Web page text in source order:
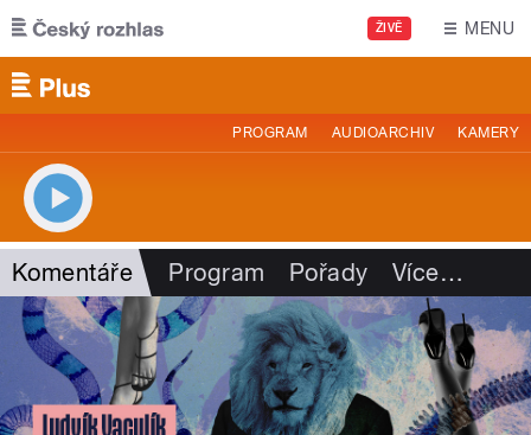
Přejít k hlavnímu obsahu
ŽIVĚ MENU
PROGRAM AUDIOARCHIV KAMERY
Komentáře Program Pořady Více…